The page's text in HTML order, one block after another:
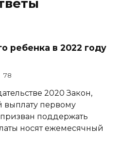
ребенка в 2022 году
78
2020 Закон,
первому
поддержать
носят ежемесячный